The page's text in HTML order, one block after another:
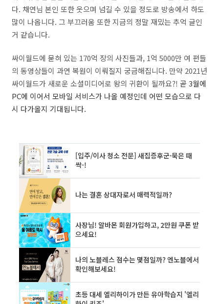
다. 채연님 본인 또한 웃으며 넘길 수 있을 정도로 방송에서 하도
많이 나옵니다. 그 부끄러움 또한 지금의 정말 재밌는 추억 글인
거 같습니다.
싸이월드에 묻혀 있는 170억 장의 사진들과, 1억 5000만 여 편들
의 동영상들이 과연 복원이 이뤄질지 궁금해집니다. 만약 2021년
싸이월드가 새로운 소셜미디어로 왕의 귀환이 될까요?! 곧 3월에
PC에 이어서 모바일 서비스가 나올 예정인데 어떤 모습으로 다
시 다가올지 기대됩니다.